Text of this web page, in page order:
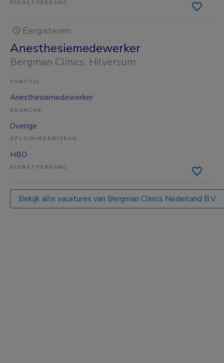
DIENSTVERBAND
Eergisteren
Anesthesiemedewerker
Bergman Clinics, Hilversum
FUNCTIE
Anesthesiemedewerker
BRANCHE
Overige
OPLEIDINGSNIVEAU
HBO
DIENSTVERBAND
Bekijk alle vacatures van Bergman Clinics Nederland B.V.